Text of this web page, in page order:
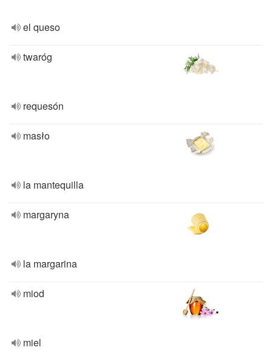
el queso
twaróg
requesón
masło
la mantequilla
margaryna
la margarina
miod
miel